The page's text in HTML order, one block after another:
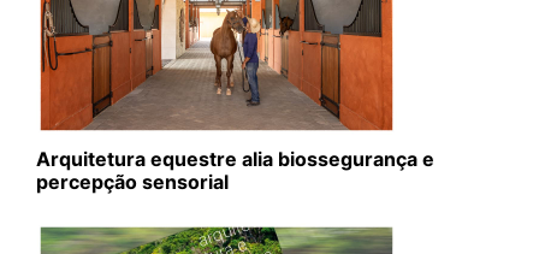
Arquitetura equestre alia biossegurança e
percepção sensorial